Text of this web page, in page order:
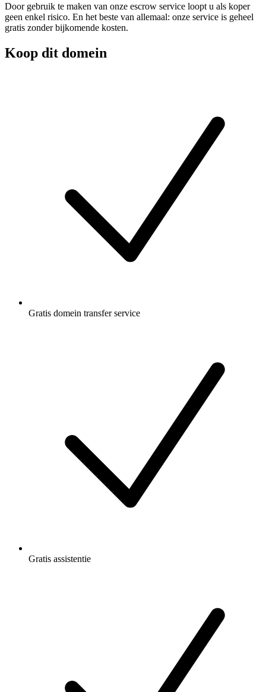
Door gebruik te maken van onze escrow service loopt u als koper
geen enkel risico. En het beste van allemaal: onze service is geheel
gratis zonder bijkomende kosten.
Koop dit domein
Gratis domein transfer service
Gratis assistentie